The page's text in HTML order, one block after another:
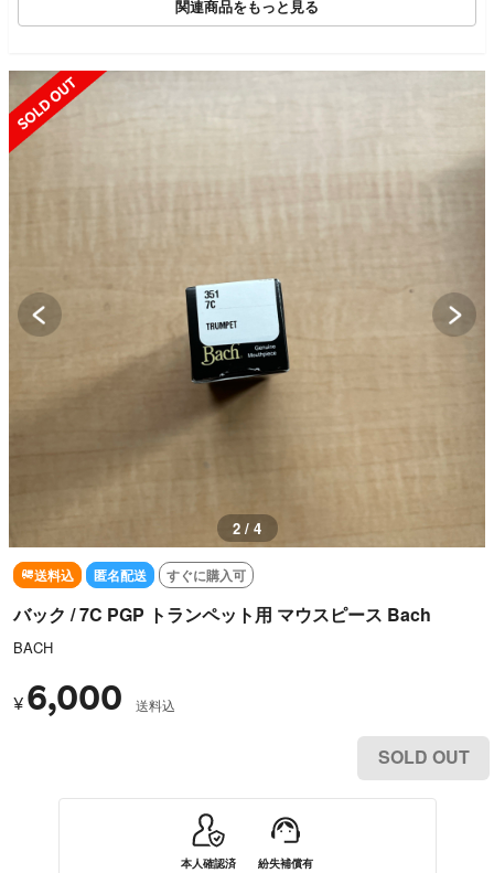
関連商品をもっと見る
3 / 4
送料込 匿名配送 すぐに購入可
バック / 7C PGP トランペット用 マウスピース Bach
BACH
¥ 6,000 送料込
SOLD OUT
本人確認済 紛失補償有